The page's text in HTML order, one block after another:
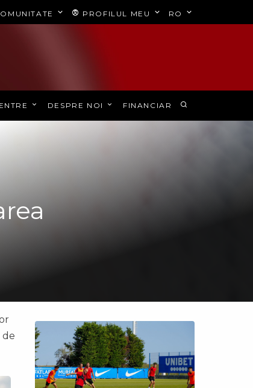
PROFILUL MEU RO
DESPRE NOI FINANCIAR
de